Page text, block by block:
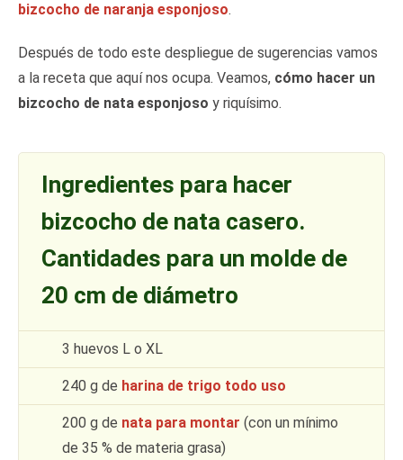
bizcocho de naranja esponjoso.
Después de todo este despliegue de sugerencias vamos
a la receta que aquí nos ocupa. Veamos, cómo hacer un
bizcocho de nata esponjoso y riquísimo.
Ingredientes para hacer
bizcocho de nata casero.
Cantidades para un molde de
20 cm de diámetro
3 huevos L o XL
240 g de harina de trigo todo uso
200 g de nata para montar (con un mínimo
de 35 % de materia grasa)